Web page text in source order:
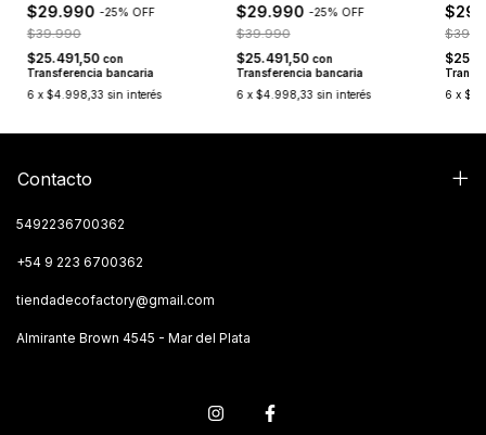
$29.990 -25% OFF
$39.990
$25.491,50 con
Transferencia bancaria
6 x $4.998,33 sin interés
$29.990 -25% OFF
$39.990
$25.491,50 con
Transferencia bancaria
6 x $4.998,33 sin interés
6 x
Contacto
5492236700362
+54 9 223 6700362
tiendadecofactory@gmail.com
Almirante Brown 4545 - Mar del Plata